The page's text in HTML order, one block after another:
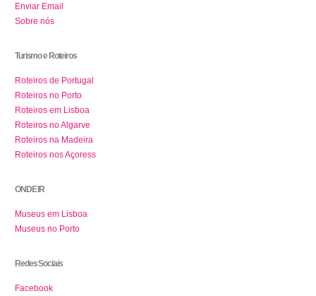
Enviar Email
Sobre nós
Turismo e Roteiros
Roteiros de Portugal
Roteiros no Porto
Roteiros em Lisboa
Roteiros no Algarve
Roteiros na Madeira
Roteiros nos Açoress
ONDE IR
Museus em Lisboa
Museus no Porto
Redes Sociais
Facebook